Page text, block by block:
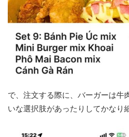
で、注文する際に、バーガーは牛
いな選択肢があったりしてかなり